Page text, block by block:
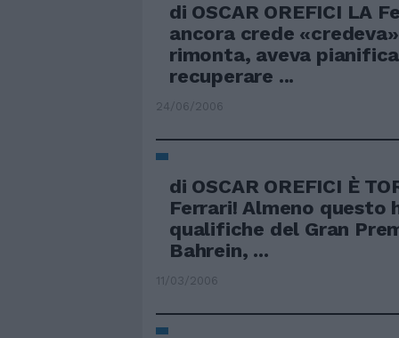
di OSCAR OREFICI LA
ancora crede
rimonta, aveva
recuperare ...
24/06/2006
di OSCAR OREFICI È
Ferrari! Almeno questo
qualifiche del Gran
Bahrein, ...
11/03/2006